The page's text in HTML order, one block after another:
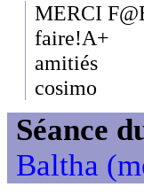
MERCI
faire!A+
amitiés
cosimo
Séance
Baltha